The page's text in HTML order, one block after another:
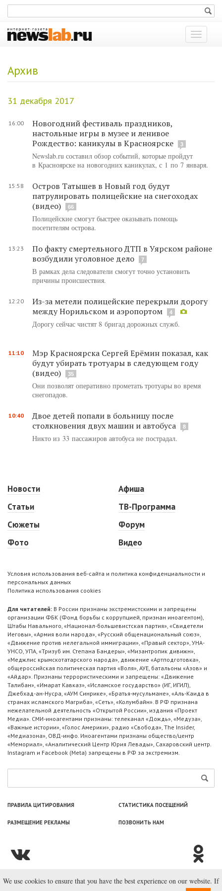
Показать
меню
Архив
31 декабря 2017
16:00
Новогодний фестиваль праздников,
настольные игры в музее и ленивое
Рождество: каникулы в Красноярске
3
Newslab.ru составил обзор событий, которые пройдут
в Красноярске на новогодних каникулах, с 1 по 7 января.
15:58
Остров Татышев в Новый год будут
патрулировать полицейские на снегоходах
(видео)
66
Полицейские смогут быстрее оказывать помощь
посетителям острова.
13:23
По факту смертельного ДТП в Уярском районе
возбудили уголовное дело
7
В рамках дела следователи смогут точно установить
причины происшествия.
12:20
Из-за метели полицейские перекрыли дорогу
между Норильском и аэропортом
4
Дорогу сейчас чистят 8 бригад дорожных служб.
11:10
Мэр Красноярска Сергей Ерёмин показал, как
будут убирать тротуары в следующем году
(видео)
35
Они позволят оперативно прометать тротуары во время
снегопадов.
10:40
Двое детей попали в больницу после
столкновения двух машин и автобуса
8
Никто из 33 пассажиров автобуса не пострадал.
Новости
Статьи
Сюжеты
Фото
Афиша
ТВ-Программа
Форум
Видео
Условия использования веб-сайта и политика конфиденциальности и
персональных данных
Политика использования cookies
Для читателей: В России признаны экстремистскими и запрещены
организации ФБК (Фонд борьбы с коррупцией, признан иноагентом),
Штабы Навального, «Национал-большевистская партия», «Свидетели
Иеговы», «Армия воли народа», «Русский общенациональный союз»,
«Движение против нелегальной иммиграции», «Правый сектор», УНА-
УНСО, УПА, «Тризуб им. Степана Бандеры», «Мизантропик дивижн»,
«Меджлис крымскотатарского народа», движение «Артподготовка»,
общероссийская политическая партия «Воля», АУЕ, батальоны «Азов» и
«Айдар». Признаны террористическими и запрещены: «Движение
Талибан», «Имарат Кавказ», «Исламское государство» (ИГ, ИГИЛ),
Джебхад-ан-Нусра, «АУМ Синрике», «Братья-мусульмане», «Аль-Каида в
странах исламского Магриба», «Сеть», «Колумбайн». В РФ признана
нежелательной деятельность «Открытой России», издания «Проект
Медиа». СМИ-иноагентами признаны: телеканал «Дождь», «Медуза»,
«Важные истории», «Голос Америки», радио «Свобода», The Insider,
«Медиазона», ОВД-инфо. Иноагентами признаны общество/центр
«Мемориал», «Аналитический Центр Юрия Левады», Сахаровский центр.
Instagram и Facebook (Metа) запрещены в РФ за экстремизм.
ПРАВИЛА ЦИТИРОВАНИЯ СТАТИСТИКА ПОСЕЩЕНИЙ
РАЗМЕЩЕНИЕ РЕКЛАМЫ ПОЗВОНИТЬ НАМ
© ООО «Лаборатория Новоcтей», 2003—2026.
We use cookies to ensure that you have the best experience on our website. If